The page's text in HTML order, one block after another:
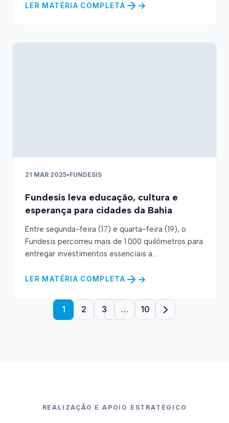
LER MATÉRIA COMPLETA
21 MAR 2025•FUNDESIS
Fundesis leva educação, cultura e
esperança para cidades da Bahia
Entre segunda-feira (17) e quarta-feira (19), o
Fundesis percorreu mais de 1.000 quilômetros para
entregar investimentos essenciais a...
LER MATÉRIA COMPLETA
1 2 3 … 10
REALIZAÇÃO E APOIO ESTRATÉGICO